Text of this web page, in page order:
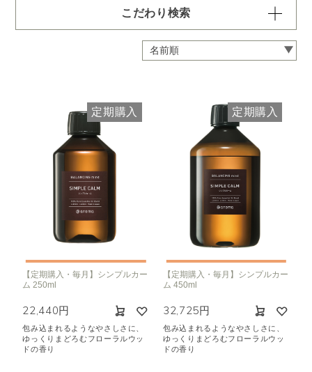
こだわり検索
容量・用途で絞り込む ※一つお選びください
定期 業務用オイル250ml
定期 業務用オイル450ml
頻度で絞り込む
毎月お届け 3か月に1度
定期購入
【定期購入・毎月】シンプルカー
ム 250ml
22,440円
包み込まれるようなやさしさに、
ゆっくりまどろむフローラルウッ
ドの香り
定期購入
【定期購入・毎月】シンプルカー
ム 450ml
32,725円
包み込まれるようなやさしさに、
ゆっくりまどろむフローラルウッ
ドの香り